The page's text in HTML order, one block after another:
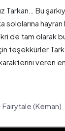
Tarkan… Bu
hayran
de tam olarak
teşekkürler
veren
(Keman)